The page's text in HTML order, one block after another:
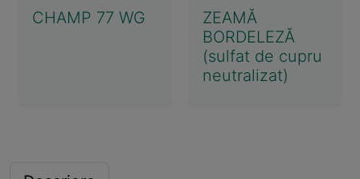
CHAMP 77 WG
ZEAMĂ
BORDELEZĂ
(sulfat de cupru
neutralizat)